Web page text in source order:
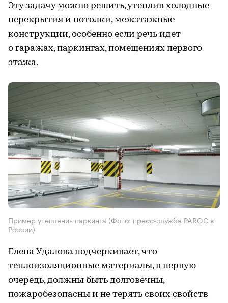
Эту задачу можно решить, утеплив холодные
перекрытия и потолки, межэтажные
конструкции, особенно если речь идет
о гаражах, паркингах, помещениях первого
этажа.
Пример утепления паркинга (Фото: пресс-служба PAROC в
России)
Елена Удалова подчеркивает, что
теплоизоляционные материалы, в первую
очередь, должны быть долговечны,
пожаробезопасны и не терять своих свойств